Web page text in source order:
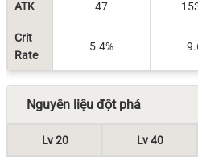
ATK 47
Crit
Rate
5.4%
Nguyên liệu đột phá
Lv 20 Lv 40